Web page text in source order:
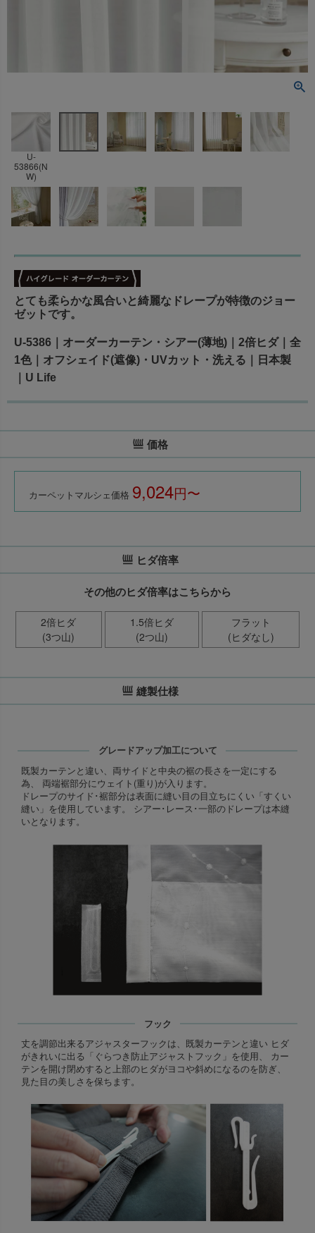
U-
53866(N
W)
とても柔らかな風合いと綺麗なドレープが特徴のジョー
ゼットです。
U-5386｜オーダーカーテン・シアー(薄地)｜2倍ヒダ｜全
1色｜オフシェイド(遮像)・UVカット・洗える｜日本製
｜U Life
価格
カーペットマルシェ価格 9,024
ヒダ倍率
その他のヒダ倍率はこちらから
2倍ヒダ
(3つ山)
1.5倍ヒダ
(2つ山)
フラット
(ヒダなし)
縫製仕様
グレードアップ加工について
既製カーテンと違い、両サイドと中央の裾の長さを一定にする
為、 両端裾部分にウェイト(重り)が入ります。
ドレープのサイド･裾部分は表面に縫い目の目立ちにくい「すくい
縫い」を使用しています。 シアー･レース･一部のドレープは本縫
いとなります。
フック
丈を調節出来るアジャスターフックは、既製カーテンと違い ヒダ
がきれいに出る「ぐらつき防止アジャストフック」を使用、 カー
テンを開け閉めすると上部のヒダがヨコや斜めになるのを防ぎ、
見た目の美しさを保ちます。